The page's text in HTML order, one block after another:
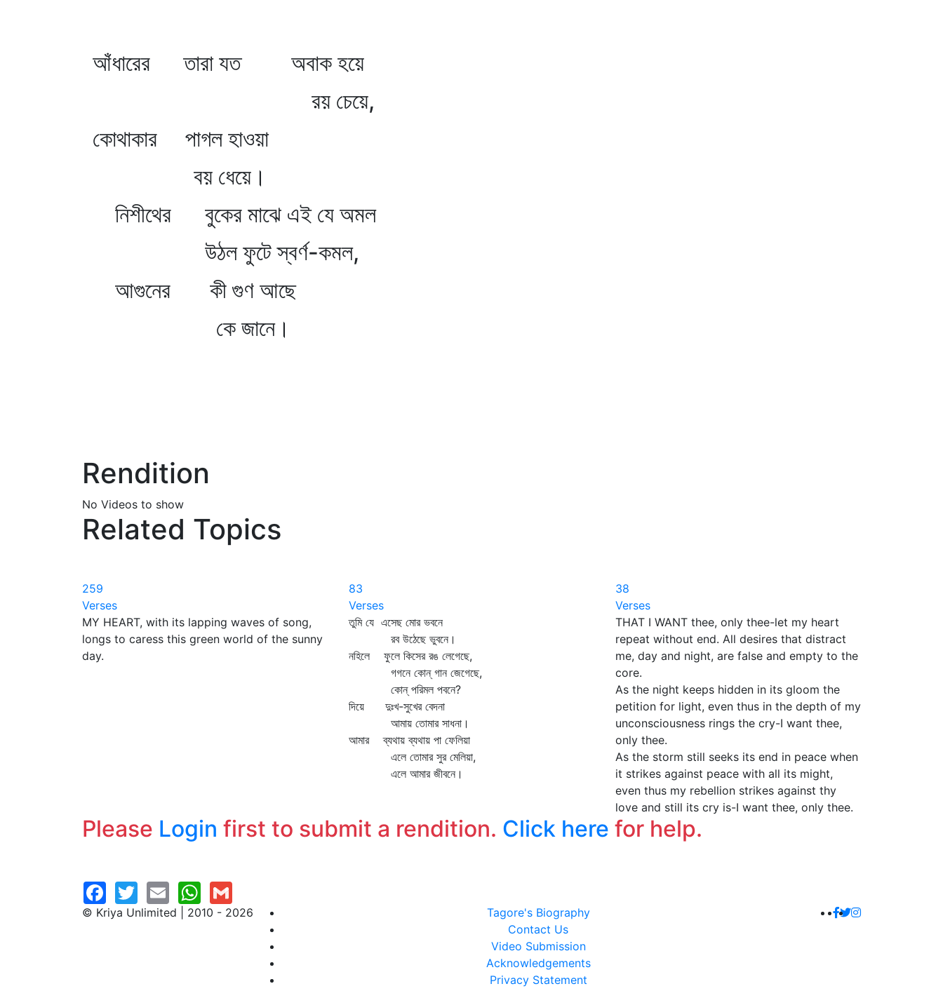
আঁধারের তারা যত অবাক হয়ে
রয় চেয়ে,
কোথাকার পাগল হাওয়া
বয় ধেয়ে।
নিশীথের বুকের মাঝে এই যে অমল
উঠল ফুটে স্বর্ণ-কমল,
আগুনের কী গুণ আছে
কে জানে।
Rendition
No Videos to show
Related Topics
259
Verses
MY HEART, with its lapping waves of song,
longs to caress this green world of the sunny
day.
83
Verses
তুমি যে এসেছ মোর ভবনে
রব উঠেছে ভুবনে।
নহিলে ফুলে কিসের রঙ লেগেছে,
গগনে কোন্‌ গান জেগেছে,
কোন্‌ পরিমল পবনে?
দিয়ে দুঃখ-সুখের বেদনা
আমায় তোমার সাধনা।
আমার ব্যথায় ব্যথায় পা ফেলিয়া
এলে তোমার সুর মেলিয়া,
এলে আমার জীবনে।
38
Verses
THAT I WANT thee, only thee-let my heart
repeat without end. All desires that distract
me, day and night, are false and empty to the
core.
As the night keeps hidden in its gloom the
petition for light, even thus in the depth of my
unconsciousness rings the cry-I want thee,
only thee.
As the storm still seeks its end in peace when
it strikes against peace with all its might,
even thus my rebellion strikes against thy
love and still its cry is-I want thee, only thee.
Please Login first to submit a rendition. Click here for help.
© Kriya Unlimited | 2010 - 2026
Tagore's Biography
Contact Us
Video Submission
Acknowledgements
Privacy Statement